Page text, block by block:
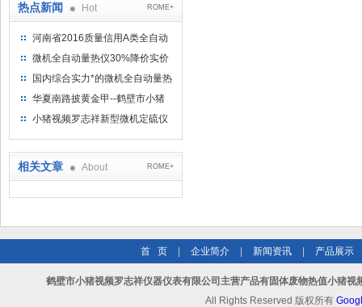
热点新闻 Hot ROME+
河南省2016质量信用A类全自动
量热仪
微机全自动量热仪30%降价实价
出售
国内综合实力*的微机全自动量热
仪制造企业
华夏南路披黄金甲--鹤壁市小猪
视频罗志祥仪器仪表有限公司
小猪视频罗志祥新型微机定硫仪
相关文章 About ROME+
首 页 企业简介 新闻资讯 产品展示
鹤壁市小猪视频罗志祥仪器仪表有限公司主营产品有固体废物热值小猪
All Rights Reserved 版权所有